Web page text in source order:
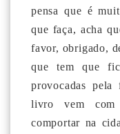
pensa que é
que faça, acha
favor, obrigado,
que tem que
provocadas
livro vem
comportar na